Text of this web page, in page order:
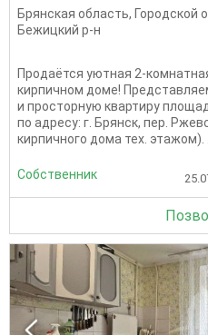
Брянская область, Городской
Бежицкий р-н
Продаётся уютная 2-
кирпичном доме!
и просторную квартиру
по адресу: г. Брянск, пер.
кирпичного дома тех. этажом). ...
Собственник